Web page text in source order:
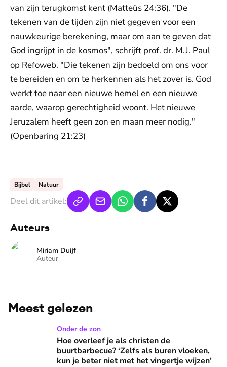
van zijn terugkomst kent (Matteüs 24:36). "De
tekenen van de tijden zijn niet gegeven voor een
nauwkeurige berekening, maar om aan te geven dat
God ingrijpt in de kosmos", schrijft prof. dr. M.J. Paul
op Refoweb. "Die tekenen zijn bedoeld om ons voor
te bereiden en om te herkennen als het zover is. God
werkt toe naar een nieuwe hemel en een nieuwe
aarde, waarop gerechtigheid woont. Het nieuwe
Jeruzalem heeft geen zon en maan meer nodig."
(Openbaring 21:23)
De weergave van deze video vereist jouw
Bijbel
Natuur
Deel dit artikel:
Auteurs
Miriam Duijf
Auteur
Meest gelezen
Hoe overleef je als christen de buurtbarbecue? ‘Zelfs als
Onder de zon
Hoe overleef je als christen de
buurtbarbecue? ‘Zelfs als buren vloeken,
kun je beter niet met het vingertje wijzen’